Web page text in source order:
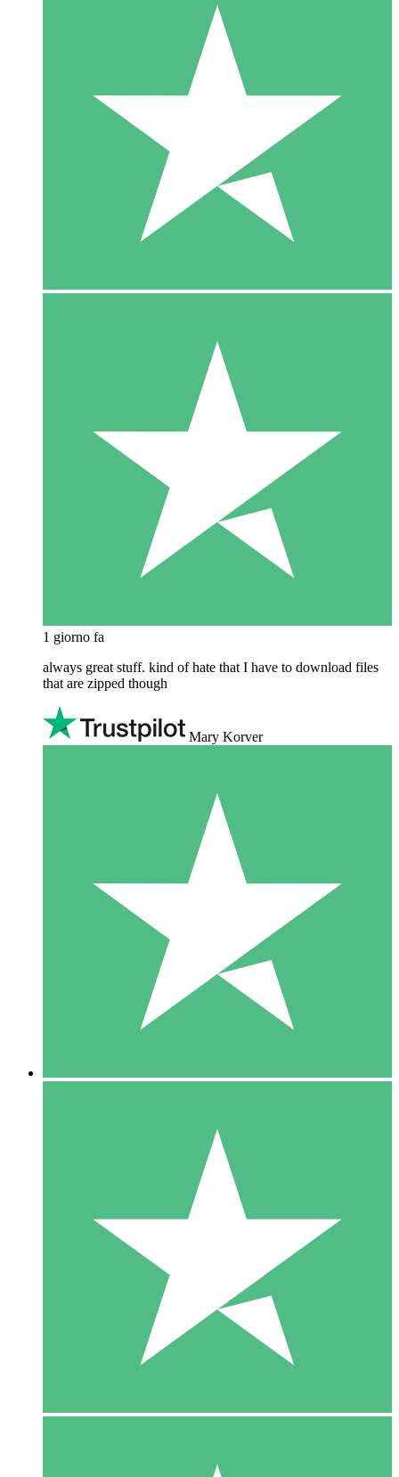
1 giorno fa
always great stuff. kind of hate that I have to download files
that are zipped though
Mary Korver